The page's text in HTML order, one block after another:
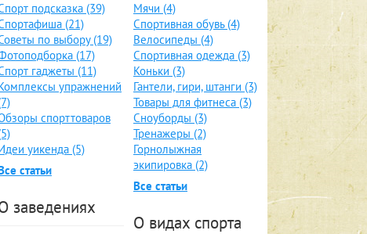
подсказка (39)
(21)
по выбору (19)
(17)
гаджеты (11)
упражнений
спорттоваров
уикенда (5)
статьи
заведениях
Мячи (4)
Спортивная обувь (4)
Велосипеды (4)
Спортивная одежда (3)
Коньки (3)
Гантели, гири, штанги (3)
Товары для фитнеса (3)
Сноуборды (3)
Тренажеры (2)
Горнолыжная
экипировка (2)
Все статьи
О видах спорта